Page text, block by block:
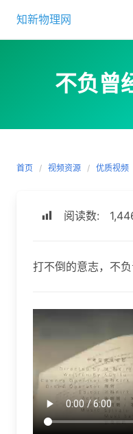
content
知新物理网
不负曾
首页 视频资源 优质视频
阅读数:
打不倒的意志，不负